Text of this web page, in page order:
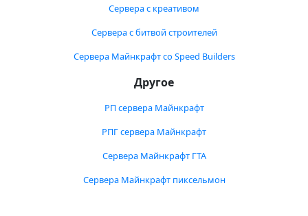
Сервера с креативом
Сервера с битвой строителей
Сервера Майнкрафт со Speed Builders
Другое
РП сервера Майнкрафт
РПГ сервера Майнкрафт
Сервера Майнкрафт ГТА
Сервера Майнкрафт пиксельмон